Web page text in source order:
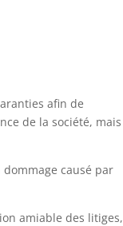
afin de
de la société, mais
causé par
amiable des litiges,